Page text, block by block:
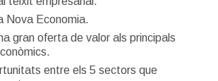
Nova Economia.
gran oferta de valor als principals
entre els 5 sectors que